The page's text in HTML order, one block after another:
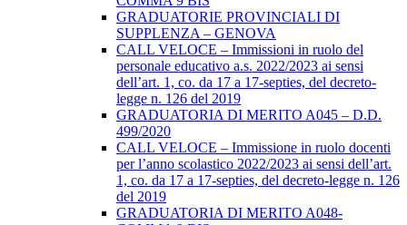
GRADUATORIE PROVINCIALI DI
SUPPLENZA – GENOVA
CALL VELOCE – Immissioni in ruolo del
personale educativo a.s. 2022/2023 ai sensi
dell’art. 1, co. da 17 a 17-septies, del decreto-
legge n. 126 del 2019
GRADUATORIA DI MERITO A045 – D.D.
499/2020
CALL VELOCE – Immissione in ruolo docenti
per l’anno scolastico 2022/2023 ai sensi dell’art.
1, co. da 17 a 17-septies, del decreto-legge n. 126
del 2019
GRADUATORIA DI MERITO A048-